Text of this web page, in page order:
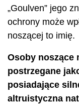
„Goulven” jego
ochrony może
noszącej to imię.
Osoby noszące
postrzegane
posiadające
altruistyczna